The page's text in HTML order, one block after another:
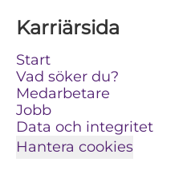
Karriärsida
Start
Vad söker du?
Medarbetare
Jobb
Data och integritet
Hantera cookies